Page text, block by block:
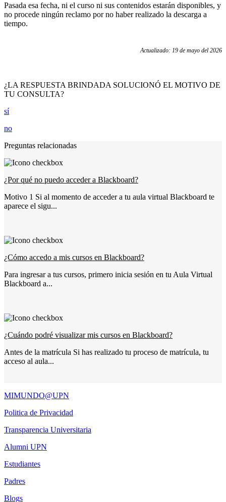
Pasada esa fecha, ni el curso ni sus contenidos estarán disponibles, y
no procede ningún reclamo por no haber realizado la descarga a
tiempo.
Actualizado: 19 de mayo del 2026
¿LA RESPUESTA BRINDADA SOLUCIONÓ EL MOTIVO DE
TU CONSULTA?
sí
no
Preguntas relacionadas
¿Por qué no puedo acceder a Blackboard?
Motivo 1 Si al momento de acceder a tu aula virtual Blackboard te
aparece el sigu...
¿Cómo accedo a mis cursos en Blackboard?
Para ingresar a tus cursos, primero inicia sesión en tu Aula Virtual
Blackboard a...
¿Cuándo podré visualizar mis cursos en Blackboard?
Antes de la matrícula Si has realizado tu proceso de matrícula, tu
acceso al aula...
MIMUNDO@UPN
Politica de Privacidad
Transparencia Universitaria
Alumni UPN
Estudiantes
Padres
Blogs